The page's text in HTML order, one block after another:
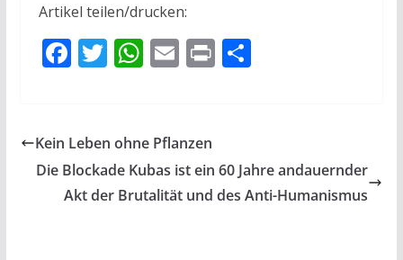
Artikel teilen/drucken:
F
b
o
o
T
er
W
s
A
p
E
l
PrT
Kein Leben ohne Pflanzen
Die Blockade Kubas ist ein 60 Jahre andauernder
Akt der Brutalität und des Anti-Humanismus